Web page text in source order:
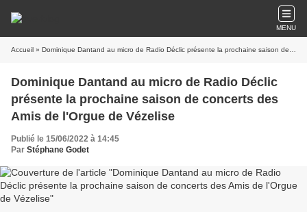
MENU
Accueil » Dominique Dantand au micro de Radio Déclic présente la prochaine saison de concerts des Amis de l'Orgue de Vézelise
Dominique Dantand au micro de Radio Déclic
présente la prochaine saison de concerts des
Amis de l'Orgue de Vézelise
Publié le 15/06/2022 à 14:45
Par Stéphane Godet